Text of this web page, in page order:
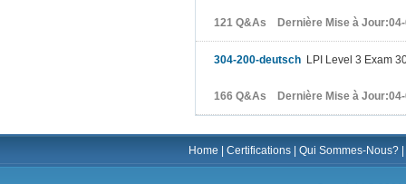
121 Q&As Dernière Mise à Jour:04-
304-200-deutsch LPI Level 3 Exam
166 Q&As Dernière Mise à Jour:04-
Home Certifications Qui Sommes-Nous?